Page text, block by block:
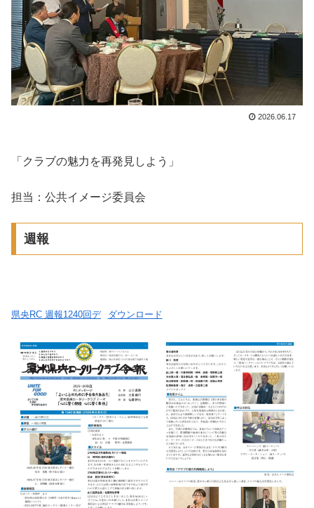
2026.06.17
「クラブの魅力を再発見しよう」
担当：公共イメージ委員会
週報
県央RC 週報1240回デ ダウンロード